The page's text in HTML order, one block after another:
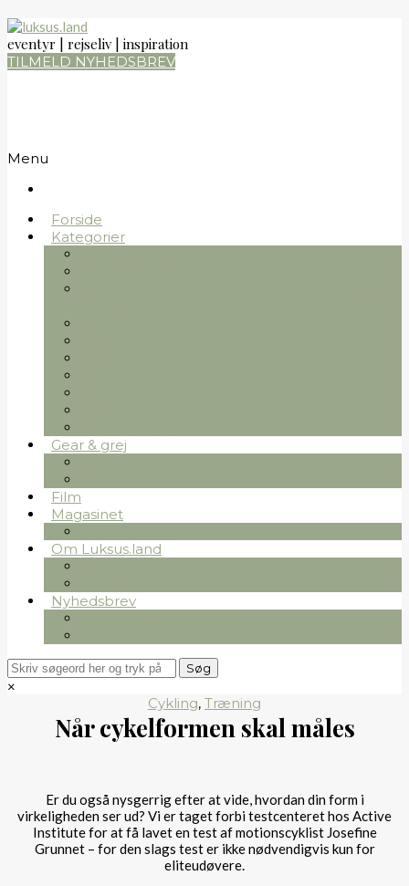
eventyr | rejseliv | inspiration
TILMELD NYHEDSBREV
Menu
Forside
Kategorier
Gear & grej
Film
Magasinet
Om Luksus.land
Nyhedsbrev
×
Cykling, Træning
Når cykelformen skal måles
Er du også nysgerrig efter at vide, hvordan din form i
virkeligheden ser ud? Vi er taget forbi testcenteret hos Active
Institute for at få lavet en test af motionscyklist Josefine
Grunnet – for den slags test er ikke nødvendigvis kun for
eliteudøvere.